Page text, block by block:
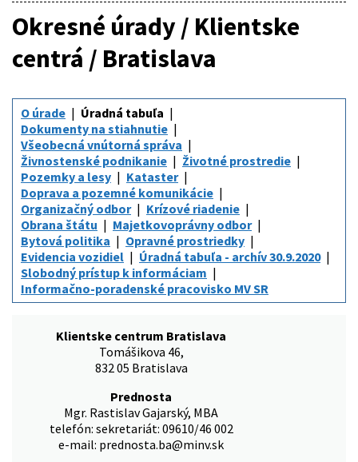
Okresné úrady / Klientske
centrá / Bratislava
O úrade
Úradná tabuľa
Dokumenty na stiahnutie
Všeobecná vnútorná správa
Živnostenské podnikanie
Životné prostredie
Pozemky a lesy
Kataster
Doprava a pozemné komunikácie
Organizačný odbor
Krízové riadenie
Obrana štátu
Majetkovoprávny odbor
Bytová politika
Opravné prostriedky
Evidencia vozidiel
Úradná tabuľa - archív 30.9.2020
Slobodný prístup k informáciam
Informačno-poradenské pracovisko MV SR
Klientske centrum Bratislava
Tomášikova 46,
832 05 Bratislava
Prednosta
Mgr. Rastislav Gajarský, MBA
telefón: sekretariát: 09610/46 002
e-mail: prednosta.ba@minv.sk